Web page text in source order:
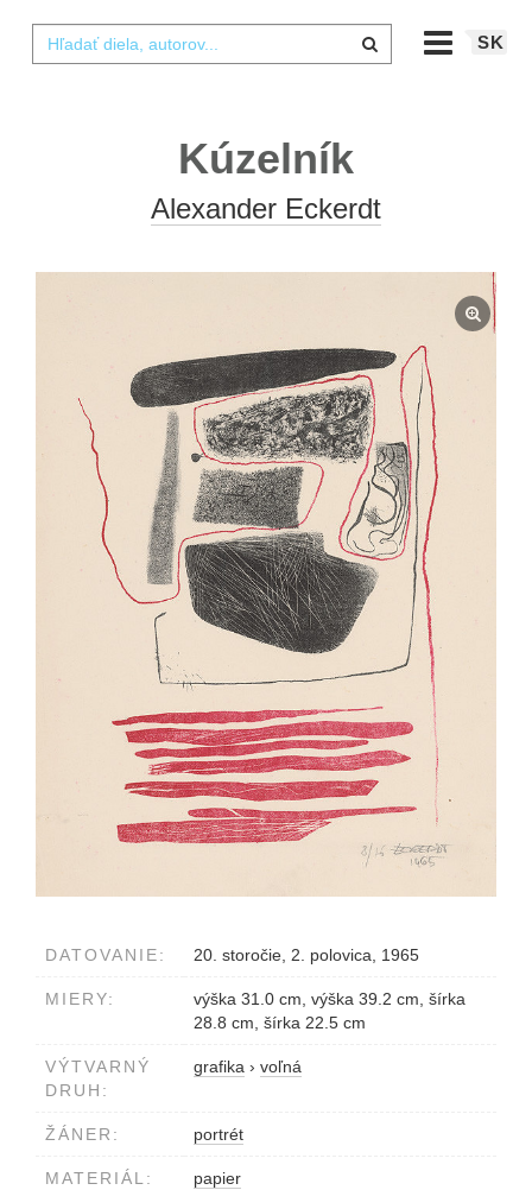
SK
Kúzelník
Alexander Eckerdt
DATOVANIE: 20. storočie, 2. polovica, 1965
MIERY:
výška 31.0 cm, výška 39.2 cm, šírka
28.8 cm, šírka 22.5 cm
VÝTVARNÝ
DRUH:
grafika › voľná
ŽÁNER: portrét
MATERIÁL: papier